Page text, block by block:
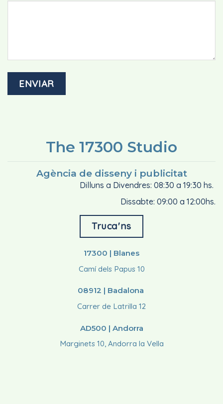
The 17300 Studio
Agència de disseny i publicitat
Dilluns a Divendres: 08:30 a 19:30 hs.
Dissabte: 09:00 a 12:00hs.
Truca'ns
17300 | Blanes
Camí dels Papus 10
08912 | Badalona
Carrer de Latrilla 12
AD500 | Andorra
Marginets 10, Andorra la Vella